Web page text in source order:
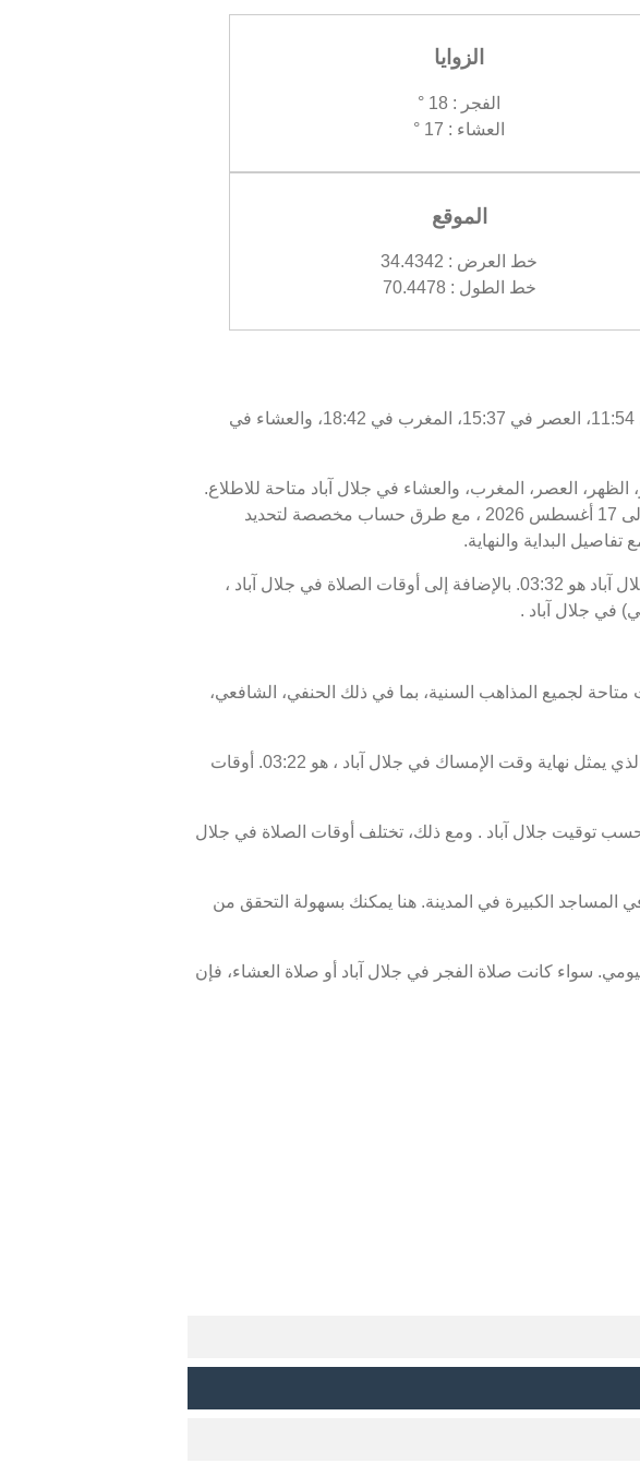
الزوايا
الفجر : 18 °
العشاء : 17 °
الموقع
خط العرض : 34.4342
خط الطول : 70.4478
اليوم، الاثنين 10/08/2026 ، أوقات الصلاة في جلال آباد كالتالي : الفجر في 03:32، الظهر في 11:54، العصر في 15:37، المغرب في 18:42، والعشاء في
الظهر، العصر، المغرب، والعشاء في جلال آباد متاحة للاطلاع.
أوقات الصلاة اليوم، 25 صفر 1448 ، وبرنامج الأيام السبعة القادمة، من 10 أغسطس 2026 إلى 17 أغسطس 2026 ، مع طرق حساب مخصصة لتحديد
البداية والنهاية.
موعد غروب الشمس أو الإفطار في جلال آباد هو 18:42، ووقت انتهاء السحور أو الفجر في جلال آباد هو 03:32. بالإضافة إلى أوقات الصلاة في جلال آباد ،
في جلال آباد .
لجميع المذاهب السنية، بما في ذلك الحنفي، الشافعي،
موعد غروب الشمس في جلال آباد ، المعروف أيضًا بوقت الإفطار، هو 18:42، ووقت الفجر، الذي يمثل نهاية وقت الإمساك في جلال آباد ، هو 03:22. أوقات
توقيت جلال آباد . ومع ذلك، تختلف أوقات الصلاة في جلال
الكبيرة في المدينة. هنا يمكنك بسهولة التحقق من
سواء كانت صلاة الفجر في جلال آباد أو صلاة العشاء، فإن